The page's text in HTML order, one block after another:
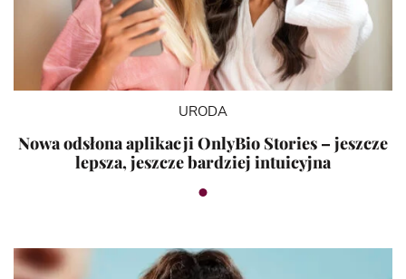
URODA
Nowa odsłona aplikacji OnlyBio Stories – jeszcze
lepsza, jeszcze bardziej intuicyjna